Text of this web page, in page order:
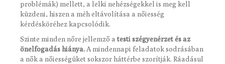
problémák) mellett, a lelki nehézségekkel is meg kell
küzdeni, hiszen a méh eltávolítása a nőiesség
kérdésköréhez kapcsolódik.
Szinte minden nőre jellemző atesti szégyenérzet és az
önelfogadás hiánya. A mindennapi feladatok sodrásában
a nők a nőiességüket sokszor háttérbe szorítják. Ráadásul